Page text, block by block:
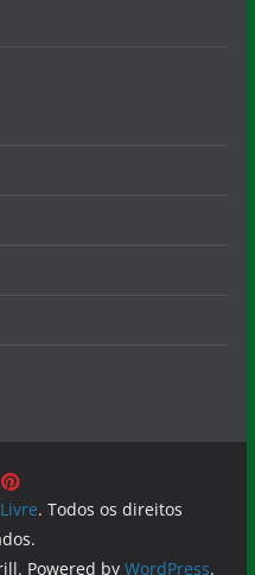
. Todos os direitos
Powered by WordPress.